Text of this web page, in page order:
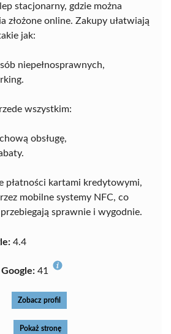
stacjonarny, gdzie można
złożone online. Zakupy ułatwiają
jak:
niepełnosprawnych,
wszystkim:
obsługę,
płatności kartami kredytowymi,
mobilne systemy NFC, co
sprawnie i wygodnie.
4.4
41
Zobacz profil
Pokaż stronę